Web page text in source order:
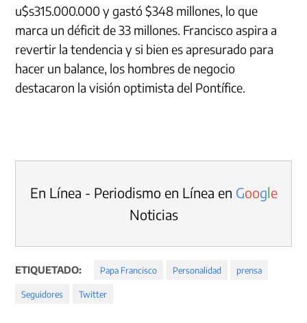
u$s315.000.000 ygastó $348 millones, lo que
marca un déficit de 33 millones. Francisco aspira a
revertir la tendencia y si bien es apresurado para
hacer un balance, los hombres de negocio
destacaron la visión optimista del Pontífice.
En Línea - Periodismo en Línea en Google
Noticias
ETIQUETADO: Papa Francisco Personalidad prensa
Seguidores Twitter